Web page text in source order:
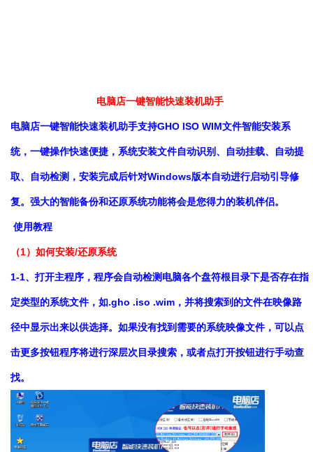
电脑店一键智能快速装机助手
电脑店一键智能快速装机助手支持GHO ISO WIM文件智能安装系
统，一键操作快速便捷，系统安装文件自动识别、自动挂载、自动提
取、自动检测，安装完成后针对Windows版本自动进行启动引导修
复。强大的智能备份和还原系统功能将会是您得力的装机伴侣。
使用教程
（1）如何安装/还原系统
1-1、打开主程序，程序会自动检测电脑各个盘符根目录下是否存在指
定类型的系统文件，如.gho .iso .wim，并将搜索到的文件在映像路
径中显示出来以供选择。如果没有找到需要的系统映像文件，可以点
击更多按钮程序将进行深层次目录搜索，或者点打开按钮进行手动查
找。